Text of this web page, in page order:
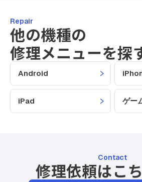
Repair
他の機種の
修理メニューを探
Android
iPad ゲー
Contact
修理依頼はこ